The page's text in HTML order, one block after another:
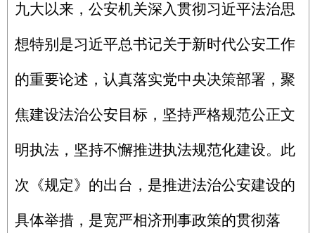
九大以来，公安机关深入贯彻习近平法治思
想特别是习近平总书记关于新时代公安工作
的重要论述，认真落实党中央决策部署，聚
焦建设法治公安目标，坚持严格规范公正文
明执法，坚持不懈推进执法规范化建设。此
次《规定》的出台，是推进法治公安建设的
具体举措，是宽严相济刑事政策的贯彻落